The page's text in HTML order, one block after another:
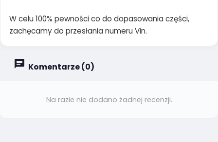
W celu 100% pewności co do dopasowania części,
zachęcamy do przesłania numeru Vin.
Komentarze (0)
Na razie nie dodano żadnej recenzji.